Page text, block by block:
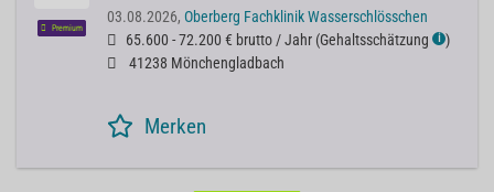
Premium
03.08.2026, Oberberg Fachklinik Wasserschlösschen
65.600 - 72.200 € brutto / Jahr (Gehaltsschätzung ℹ )
41238 Mönchengladbach
Merken